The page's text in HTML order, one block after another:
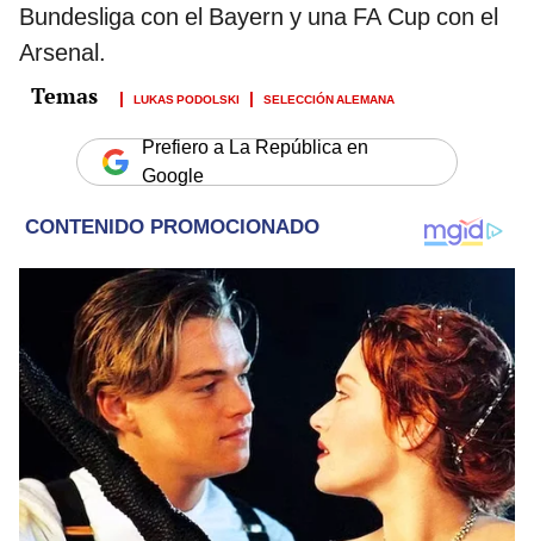
Bundesliga con el Bayern y una FA Cup con el
Arsenal.
LUKAS PODOLSKI SELECCIÓN ALEMANA
Prefiero a La República en
Google